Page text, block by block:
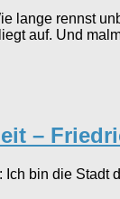
lange rennst
auf. Und
–
bin die Stadt